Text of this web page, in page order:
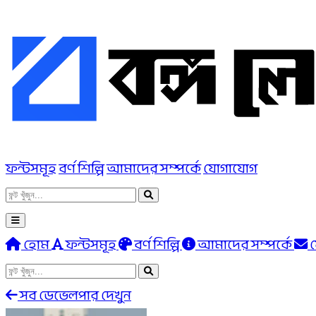
ফন্টসমূহবর্ণ শিল্পিআমাদের সম্পর্কেযোগাযোগ
হোম ফন্টসমূহ বর্ণ শিল্পি আমাদের সম্পর্কে
সব ডেভেলপার দেখুন